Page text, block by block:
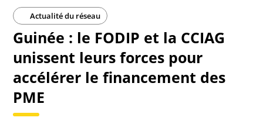
Actualité du réseau
Guinée : le FODIP et la CCIAG
unissent leurs forces pour
accélérer le financement des
PME